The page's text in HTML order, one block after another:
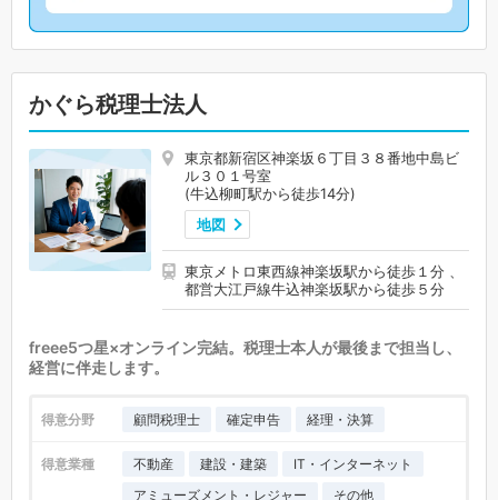
かぐら税理士法人
東京都新宿区神楽坂６丁目３８番地中島ビ
ル３０１号室
(牛込柳町駅から徒歩14分)
地図
東京メトロ東西線神楽坂駅から徒歩１分 、
都営大江戸線牛込神楽坂駅から徒歩５分
freee5つ星×オンライン完結。税理士本人が最後まで担当し、
経営に伴走します。
得意分野 顧問税理士 確定申告 経理・決算
得意業種 不動産 建設・建築
IT・インターネット
アミューズメント・レジャー
その他